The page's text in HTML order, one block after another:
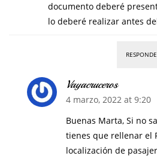
documento deberé
lo deberé realizar antes
Vayacruceros
4 marzo, 2022 at 9:20
Buenas Marta, Si no
tienes que rellenar el
localización de